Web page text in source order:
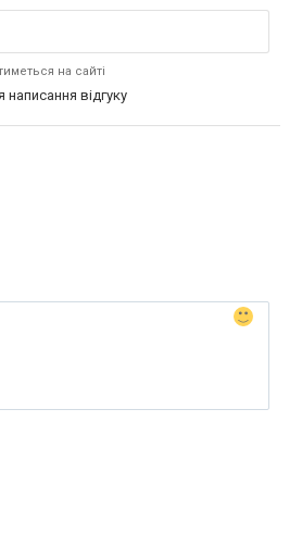
на сайті
написання відгуку